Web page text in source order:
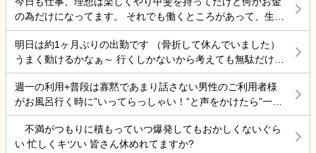
引っ掻いたりと、介助抵抗が強い方も数人います。離床は体を起こ
ットや布団を整えることはささっとやっていますが、移乗の動作を
早くやるのは無理です。 また、知らなかったことを、「これはこう
するんだけど。気をつけてね」って失敗を責めるように言われま
す。「いや、私知らねーんだけど…一度も聞いたことなかったし」
って心の中で怒っています。「すみません、知らなかったです。教
えてくださってありがとうございました」と私が言うと、「知らな
かったら聞いて」って言われます。まだわからないことがわからな
いです。 ある利用者様が「ご飯まだ？」「早くしろ」などと言っ
の為だけになってます。 それでも働くところがあって、生き
ていけているのでましなのでしょうね。 一番辛いのは、お金
がなく職探ししている時だったので今日も頑張ろうと思う。
それにしても古株は、好き勝手だから楽しそうです。私も古
株の時は、そんなに仕事行くのが辛くなく毎日そこそこ楽し
くやっていました。 転職は後悔はしていませんが、誰もが上
手くいかないのは確かですね。 そんなつぶやきです、では仕
明日は約1ヶ月ぶりの出勤です （骨折して休んでいました）
うまく動けるかなぁ～ 行くしかないから考えても無駄だけど
不安！
週一の利用+普段は寡黙であまり話さない男性のご利用者様
がお風呂行く時に”いってらっしゃい！”と声をかけたら”一緒
に行く？！？”と返してくれた。 そういう想像を上回るよう
なことがあるからこの仕事って楽しいんだよな。 まだ入って
4ヶ月弱しか経ってないけど。
不満がつもりに積もっていつ爆発してもおかしくないぐら
い 忙しくキツい 皆さん休めれてますか?